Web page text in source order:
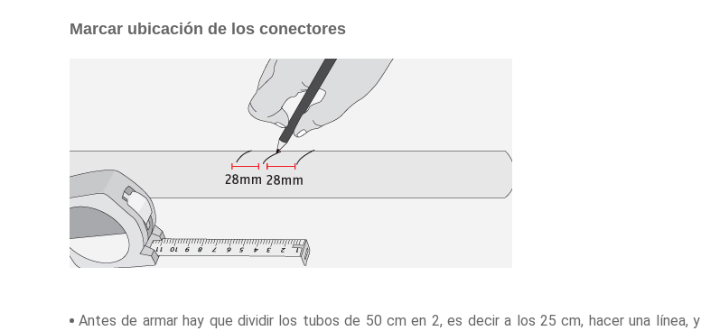
Marcar ubicación de los conectores
Antes de armar hay que dividir los tubos de 50 cm en 2, es decir a los 25 cm, hacer una línea, y